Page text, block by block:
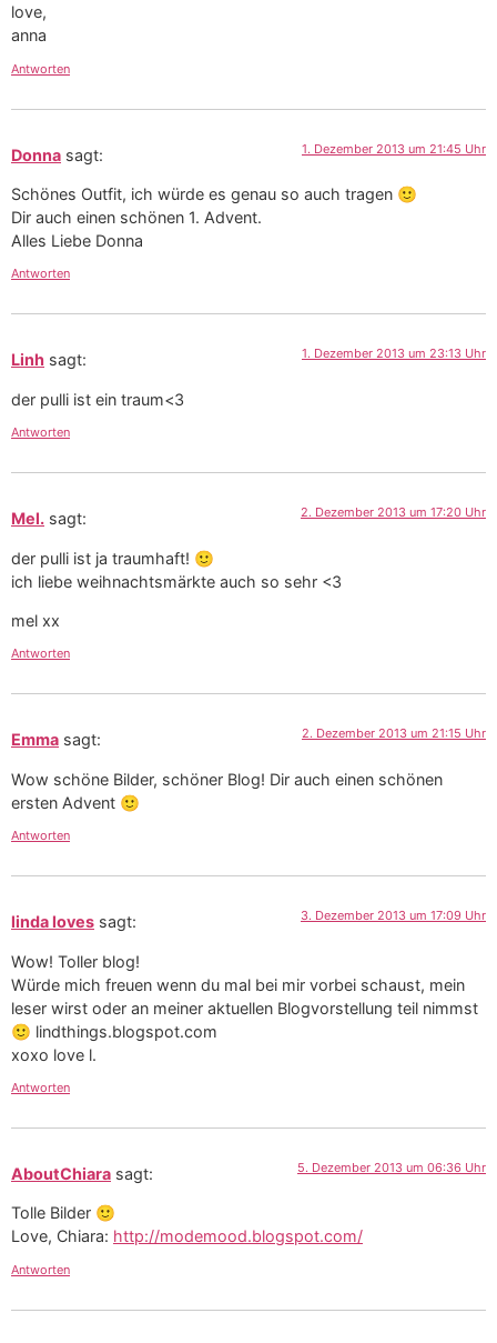
love,
anna
Antworten
Donna sagt: 1. Dezember 2013 um 21:45 Uhr
Schönes Outfit, ich würde es genau so auch tragen 🙂
Dir auch einen schönen 1. Advent.
Alles Liebe Donna
Antworten
Linh sagt: 1. Dezember 2013 um 23:13 Uhr
der pulli ist ein traum<3
Antworten
Mel. sagt: 2. Dezember 2013 um 17:20 Uhr
der pulli ist ja traumhaft! 🙂
ich liebe weihnachtsmärkte auch so sehr <3
mel xx
Antworten
Emma sagt: 2. Dezember 2013 um 21:15 Uhr
Wow schöne Bilder, schöner Blog! Dir auch einen schönen
ersten Advent 🙂
Antworten
linda loves sagt: 3. Dezember 2013 um 17:09 Uhr
Wow! Toller blog!
Würde mich freuen wenn du mal bei mir vorbei schaust, mein
leser wirst oder an meiner aktuellen Blogvorstellung teil nimmst
🙂 lindthings.blogspot.com
xoxo love l.
Antworten
AboutChiara sagt: 5. Dezember 2013 um 06:36 Uhr
Tolle Bilder 🙂
Love, Chiara: http://modemood.blogspot.com/
Antworten